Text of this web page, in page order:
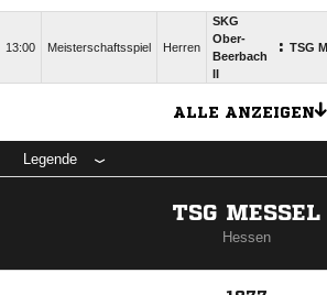
13:00 Meisterschaftsspiel Herren
SKG
Ober-
Beerbach
: TSG
ALLE ANZEIGEN
Legende
TSG MESSEL
Hessen